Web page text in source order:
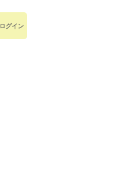
ログイン